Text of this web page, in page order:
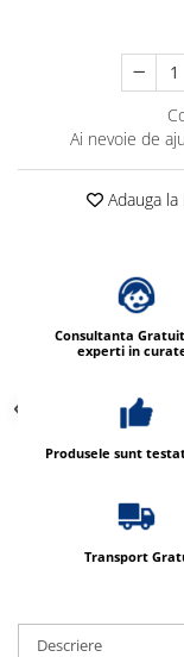
Ai nevoie de
Adauga la
Consultanta
experti in
Produsele sunt
Transport
Descriere